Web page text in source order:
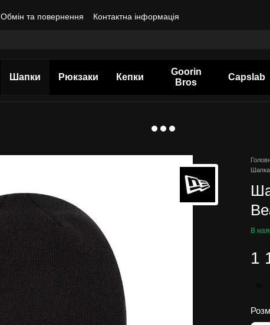
Обмін та повернення
Контактна інформація
Шапки Рюкзаки Кепки
Goorin
Bros
Capslab
В
1